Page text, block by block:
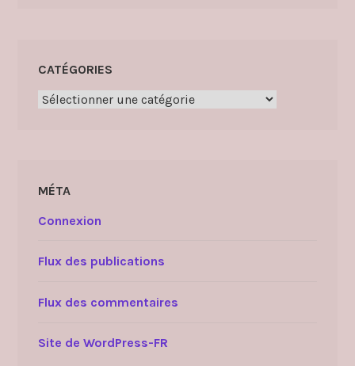
CATÉGORIES
Catégories
MÉTA
Connexion
Flux des publications
Flux des commentaires
Site de WordPress-FR